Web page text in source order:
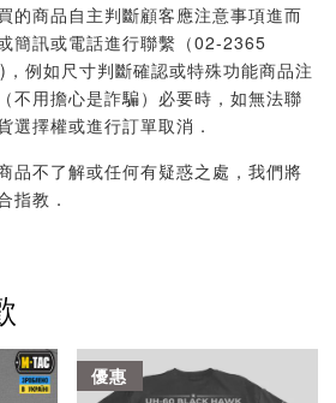
的商品自主判斷顧客應注意事項進而
簡訊或電話進行聯繫（02-2365
例如尺寸判斷確認或特殊功能商品注
不用擔心是詐騙）必要時，如無法聯
選擇權或進行訂單取消．
品不了解或任何有疑惑之處，我們將
指教．
優惠